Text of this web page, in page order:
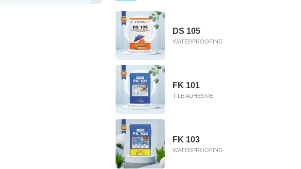
DS 105
WATERPROOFING
FK 101
TILE ADHESIVE
FK 103
WATERPROOFING